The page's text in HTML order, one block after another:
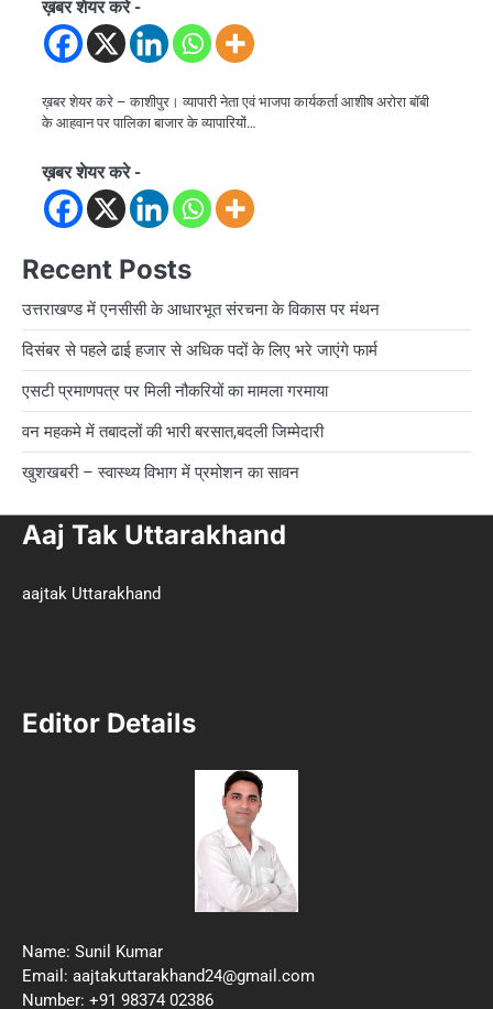
ख़बर शेयर करे -
ख़बर शेयर करे – काशीपुर। व्यापारी नेता एवं भाजपा कार्यकर्ता आशीष अरोरा बॉबी
के आहवान पर पालिका बाजार के व्यापारियों…
ख़बर शेयर करे -
Recent Posts
उत्तराखण्ड में एनसीसी के आधारभूत संरचना के विकास पर मंथन
दिसंबर से पहले ढाई हजार से अधिक पदों के लिए भरे जाएंगे फार्म
एसटी प्रमाणपत्र पर मिली नौकरियों का मामला गरमाया
वन महकमे में तबादलों की भारी बरसात,बदली जिम्मेदारी
खुशखबरी – स्वास्थ्य विभाग में प्रमोशन का सावन
Aaj Tak Uttarakhand
aajtak Uttarakhand
Editor Details
Name: Sunil Kumar
Email: aajtakuttarakhand24@gmail.com
Number: +91 98374 02386